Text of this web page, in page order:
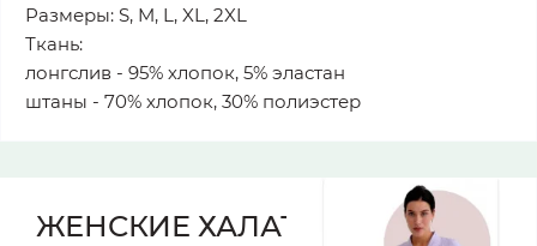
Размеры: S, M, L, XL, 2XL
Ткань:
лонгслив - 95% хлопок, 5% эластан
штаны - 70% хлопок, 30% полиэстер
ЖЕНСКИЕ ХАЛАТЫ